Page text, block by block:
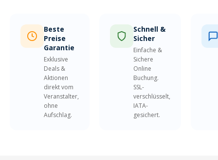
Beste
Preise
Garantie
Exklusive
Deals &
Aktionen
direkt vom
Veranstalter,
ohne
Aufschlag.
Schnell &
Sicher
Einfache &
Sichere
Online
Buchung.
SSL-
verschlüsselt,
IATA-
gesichert.